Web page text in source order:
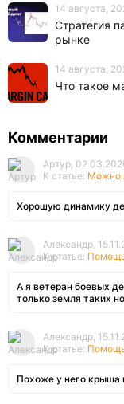
14 августа,
Стратегия
рынке
14 августа,
Что такое
Комментарии
Артур,
К статье: Можно
Хорошую динамику
Александр,
К статье:
А я ветеран боевых
только земля таких
Александр,
К статье:
Похоже у него крыша